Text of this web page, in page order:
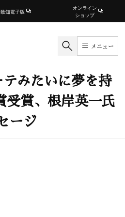
致知電子版
オンライン
ショップ
メニュー
テみたいに夢を持
受賞、根岸英一氏
ージ